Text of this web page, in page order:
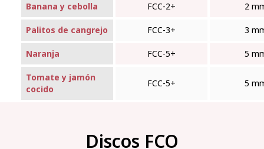
Banana y cebolla FCC-2+ 2
Palitos de cangrejo FCC-3+ 3
Naranja FCC-5+ 5
Tomate y jamón
cocido
FCC-5+ 5
Discos FCO